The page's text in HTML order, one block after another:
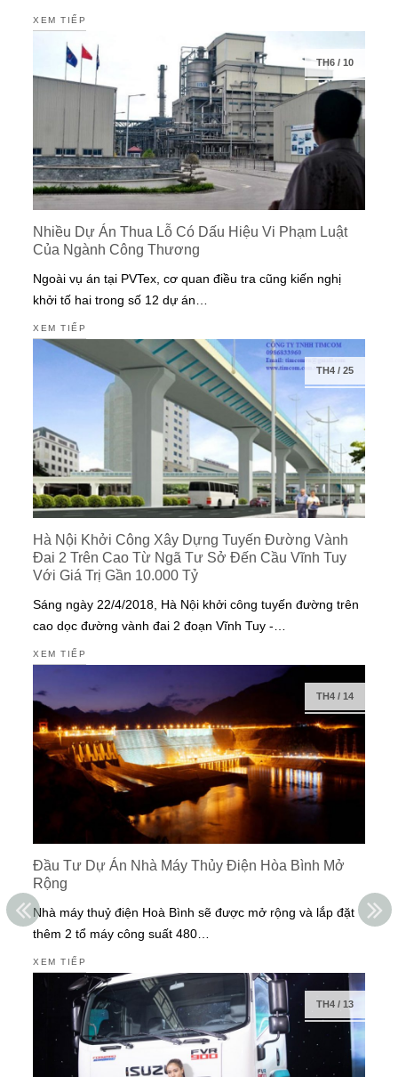
XEM TIẾP
TH6/ 10
Nhiều Dự Án Thua Lỗ Có Dấu Hiệu Vi Phạm Luật
Của Ngành Công Thương
Ngoài vụ án tại PVTex, cơ quan điều tra cũng kiến nghị
khởi tố hai trong số 12 dự án…
XEM TIẾP
TH4/ 25
Hà Nội Khởi Công Xây Dựng Tuyến Đường Vành
Đai 2 Trên Cao Từ Ngã Tư Sở Đến Cầu Vĩnh Tuy
Với Giá Trị Gần 10.000 Tỷ
Sáng ngày 22/4/2018, Hà Nội khởi công tuyến đường trên
cao dọc đường vành đai 2 đoạn Vĩnh Tuy -…
XEM TIẾP
TH4/ 14
Đầu Tư Dự Án Nhà Máy Thủy Điện Hòa Bình Mở
Rộng
Nhà máy thuỷ điện Hoà Bình sẽ được mở rộng và lắp đặt
thêm 2 tổ máy công suất 480…
XEM TIẾP
TH4/ 13